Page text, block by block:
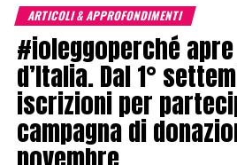
ARTICOLI & APPROFONDIMENTI
#ioleggoperché
d’Italia. Dal 1°
iscrizioni per
campagna di